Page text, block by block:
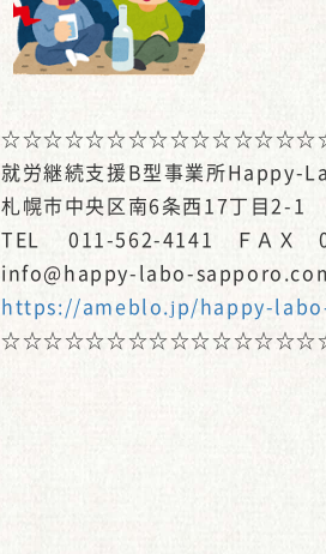
就労継続支援B型事業所Happy-
札幌市中央区南6条西17丁目2-1
TEL 011-562-4141 ＦＡＸ
info@happy-labo-
https://ameblo.jp/happy-